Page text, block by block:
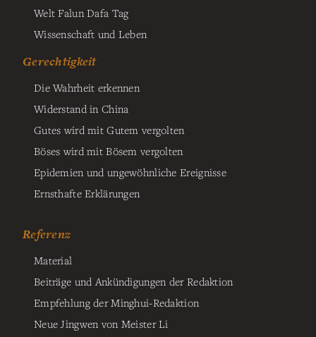
Welt Falun Dafa Tag
Wissenschaft und Leben
Gerechtigkeit
Die Wahrheit erkennen
Widerstand in China
Gutes wird mit Gutem vergolten
Böses wird mit Bösem vergolten
Epidemien und ungewöhnliche Ereignisse
Ernsthafte Erklärungen
Referenz
Material
Beiträge und Ankündigungen der Redaktion
Empfehlung der Minghui-Redaktion
Neue Jingwen von Meister Li